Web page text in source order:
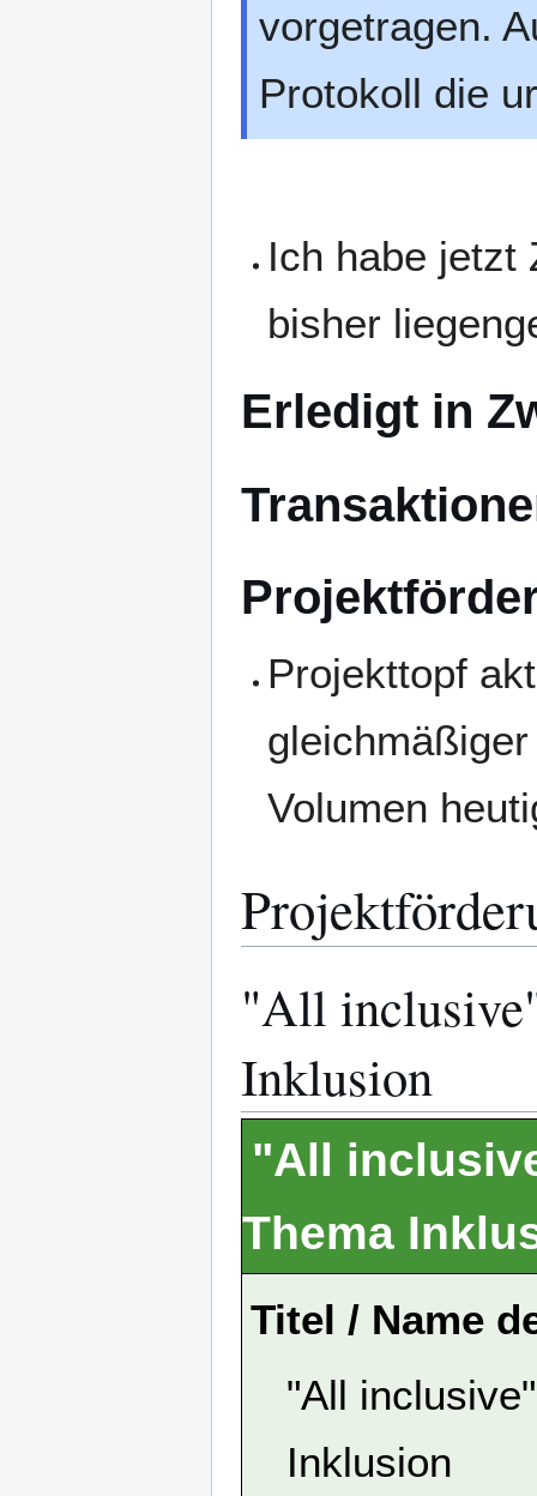
vorgetragen.
Protokoll die
Ich habe jetzt
bisher
Erledigt in
Projekttopf
Volumen
"All
Inklusion
"All
Thema
Titel / Name
"All
Inklusion